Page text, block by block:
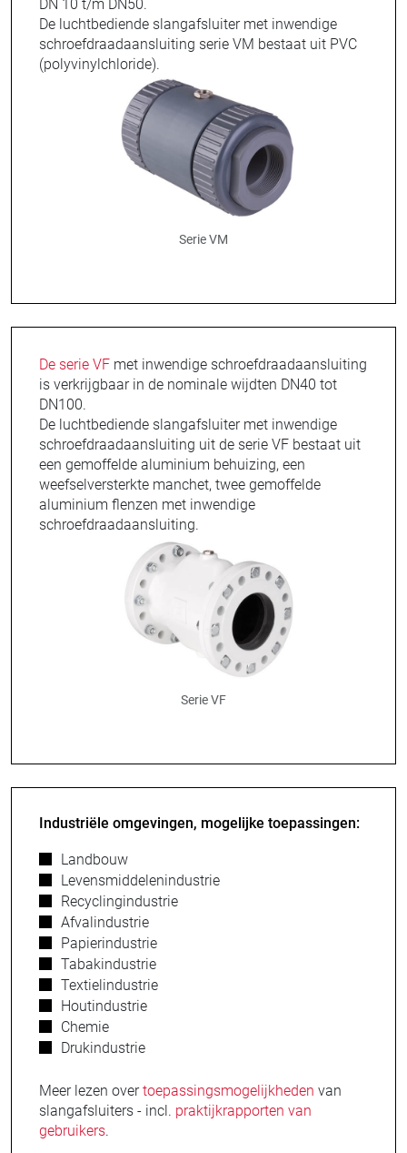
DN 10 t/m DN50.
De luchtbediende slangafsluiter met inwendige
schroefdraadaansluiting serie VM bestaat uit PVC
(polyvinylchloride).
Serie VM
De serie VF met inwendige schroefdraadaansluiting
is verkrijgbaar in de nominale wijdten DN40 tot
DN100.
De luchtbediende slangafsluiter met inwendige
schroefdraadaansluiting uit de serie VF bestaat uit
een gemoffelde aluminium behuizing, een
weefselversterkte manchet, twee gemoffelde
aluminium flenzen met inwendige
schroefdraadaansluiting.
Serie VF
Industriële omgevingen, mogelijke toepassingen:
Landbouw
Levensmiddelenindustrie
Recyclingindustrie
Afvalindustrie
Papierindustrie
Tabakindustrie
Textielindustrie
Houtindustrie
Chemie
Drukindustrie
Meer lezen overtoepassingsmogelijkheden van
slangafsluiters - incl. praktijkrapporten van
gebruikers.